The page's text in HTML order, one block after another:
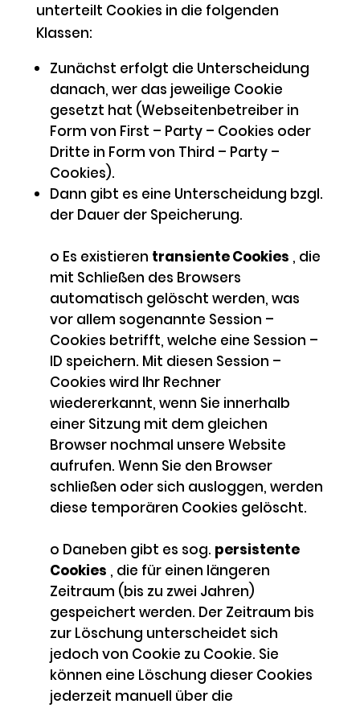
unterteilt Cookies in die folgenden
Klassen:
Zunächst erfolgt die Unterscheidung
danach, wer das jeweilige Cookie
gesetzt hat (Webseitenbetreiber in
Form von First – Party – Cookies oder
Dritte in Form von Third – Party –
Cookies).
Dann gibt es eine Unterscheidung bzgl.
der Dauer der Speicherung.
o Es existieren transiente Cookies , die
mit Schließen des Browsers
automatisch gelöscht werden, was
vor allem sogenannte Session –
Cookies betrifft, welche eine Session –
ID speichern. Mit diesen Session –
Cookies wird Ihr Rechner
wiedererkannt, wenn Sie innerhalb
einer Sitzung mit dem gleichen
Browser nochmal unsere Website
aufrufen. Wenn Sie den Browser
schließen oder sich ausloggen, werden
diese temporären Cookies gelöscht.
o Daneben gibt es sog. persistente
Cookies , die für einen längeren
Zeitraum (bis zu zwei Jahren)
gespeichert werden. Der Zeitraum bis
zur Löschung unterscheidet sich
jedoch von Cookie zu Cookie. Sie
können eine Löschung dieser Cookies
jederzeit manuell über die